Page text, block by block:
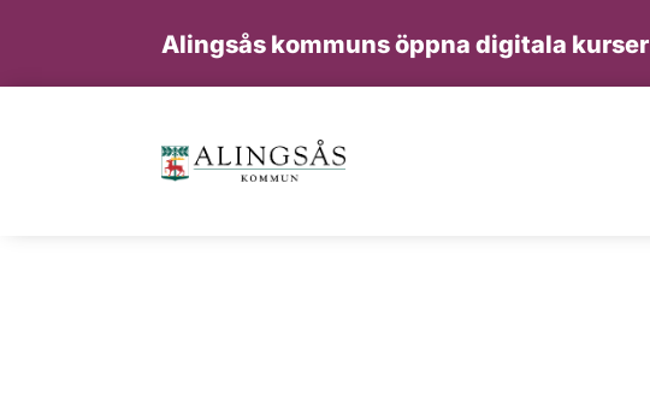
Alingsås kommuns öppna digitala kurser